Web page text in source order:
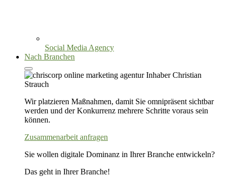
Social Media Agency
Nach Branchen
Wir platzieren Maßnahmen, damit Sie omnipräsent sichtbar
werden und der Konkurrenz mehrere Schritte voraus sein
können.
Zusammenarbeit anfragen
Sie wollen digitale Dominanz in Ihrer Branche entwickeln?
Das geht in Ihrer Branche!